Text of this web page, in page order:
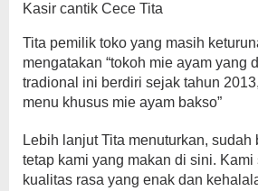
Kasir cantik Cece Tita
Tita pemilik toko yang masih
mengatakan “tokoh mie ayam yang
tradional ini berdiri sejak tahun
menu khusus mie ayam bakso”
Lebih lanjut Tita menuturkan,
tetap kami yang makan di sini. Kami
kualitas rasa yang enak dan